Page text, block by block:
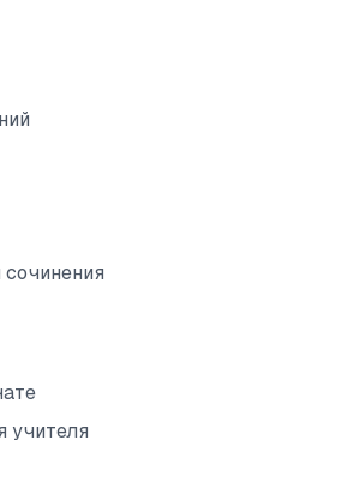
учителя